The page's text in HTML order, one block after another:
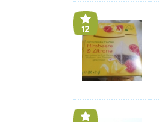
12